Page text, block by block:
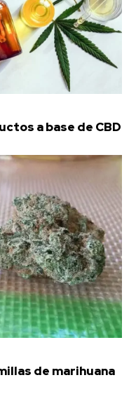
a base de CBD
de marihuana